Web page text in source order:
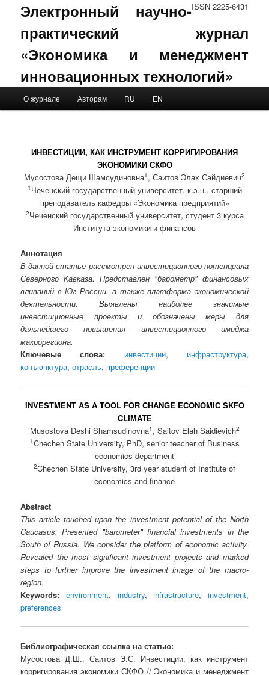
ISSN 2225-6431
Электронный научно-
практический журнал
«Экономика и менеджмент
инновационных технологий»
Skip to primary content
Skip to secondary content
О журнале Авторам RU EN
ИНВЕСТИЦИИ, КАК ИНСТРУМЕНТ КОРРИГИРОВАНИЯ
ЭКОНОМИКИ СКФО
Мусостова Дещи Шамсудиновна1 , Саитов Элах Сайдиевич2
1 Чеченский государственный университет, к.э.н., старший
преподаватель кафедры «Экономика предприятий»
2Чеченский государственный университет, студент 3 курса
Института экономики и финансов
Аннотация
В данной статье рассмотрен инвестиционного потенциала
Северного Кавказа. Представлен "барометр" финансовых
вливаний в Юг России, а также платформа экономической
деятельности. Выявлены наиболее значимые
инвестиционные проекты и обозначены меры для
дальнейшего повышения инвестиционного имиджа
макрорегиона.
Ключевые слова:
инвестиции, инфраструктура,
конъюнктура,отрасль, преференции
INVESTMENT AS A TOOL FOR CHANGE ECONOMIC SKFO
CLIMATE
Musostova Deshi Shamsudinovna1 , Saitov Elah Saidievich2
1Chechen State University, PhD, senior teacher of Business
economics department
2Chechen State University, 3rd year student of Institute of
economics and finance
Abstract
This article touched upon the investment potential of the North
Caucasus. Presented "barometer" financial investments in the
South of Russia. We consider the platform of economic activity.
Revealed the most significant investment projects and marked
steps to further improve the investment image of the macro-
region.
Keywords: environment, industry,infrastructure, investment,
preferences
Библиографическая ссылка на статью:
Мусостова Д.Ш., Саитов Э.С. Инвестиции, как инструмент
корригирования экономики СКФО // Экономика и менеджмент